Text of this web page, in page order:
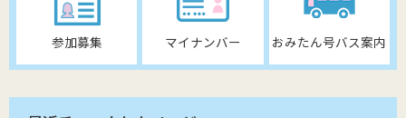
参加募集 マイナンバー おみたん号バス案内